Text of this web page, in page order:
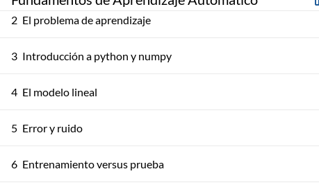
2 El problema de aprendizaje
3 Introducción a python y numpy
4 El modelo lineal
5 Error y ruido
6 Entrenamiento versus prueba